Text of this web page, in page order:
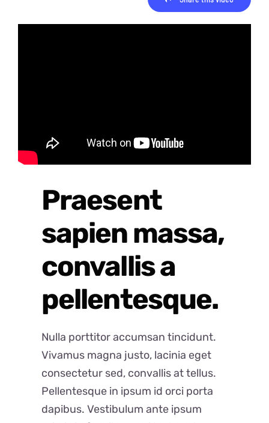
Praesent
sapien massa,
convallis a
pellentesque.
Nulla porttitor accumsan tincidunt.
Vivamus magna justo, lacinia eget
consectetur sed, convallis at tellus.
Pellentesque in ipsum id orci porta
dapibus. Vestibulum ante ipsum